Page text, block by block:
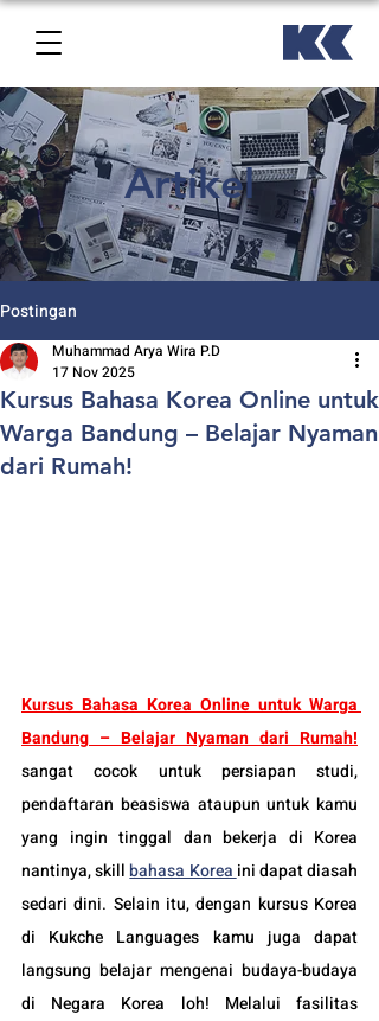
Artikel
Postingan
Kursus Bahasa Korea Online untuk
Warga Bandung – Belajar Nyaman
dari Rumah!
Muhammad Arya Wira P.D
17 Nov 2025
Kursus Bahasa Korea Online untuk Warga
Bandung – Belajar Nyaman dari Rumah!
sangat cocok untuk persiapan studi,
pendaftaran beasiswa ataupun untuk kamu
yang ingin tinggal dan bekerja di Korea
nantinya, skill bahasa Korea ini dapat diasah
sedari dini. Selain itu, dengan kursus Korea
di Kukche Languages kamu juga dapat
langsung belajar mengenai budaya-budaya
di Negara Korea loh! Melalui fasilitas